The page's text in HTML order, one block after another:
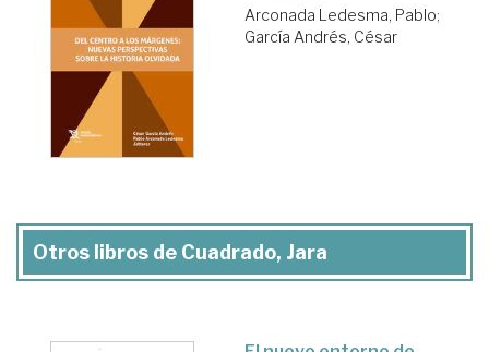
Arconada Ledesma, Pablo;
García Andrés, César
Otros libros de Cuadrado, Jara